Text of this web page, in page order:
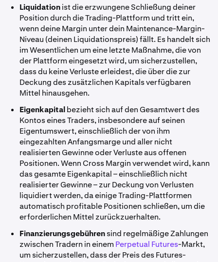
Liquidationist die erzwungene Schließung deiner
Position durch die Trading-Plattform und tritt ein,
wenn deine Margin unter dein Maintenance-Margin-
Niveau (deinen Liquidationspreis) fällt. Es handelt sich
im Wesentlichen um eine letzte Maßnahme, die von
der Plattform eingesetzt wird, um sicherzustellen,
dass du keine Verluste erleidest, die über die zur
Deckung des zusätzlichen Kapitals verfügbaren
Mittel hinausgehen.
Eigenkapitalbezieht sich auf den Gesamtwert des
Kontos eines Traders, insbesondere auf seinen
Eigentumswert, einschließlich der von ihm
eingezahlten Anfangsmarge und aller nicht
realisierten Gewinne oder Verluste aus offenen
Positionen. Wenn Cross Margin verwendet wird, kann
das gesamte Eigenkapital – einschließlich nicht
realisierter Gewinne – zur Deckung von Verlusten
liquidiert werden, da einige Trading-Plattformen
automatisch profitable Positionen schließen, um die
erforderlichen Mittel zurückzuerhalten.
Finanzierungsgebührensind regelmäßige Zahlungen
zwischen Tradern in einem Perpetual Futures-Markt,
um sicherzustellen, dass der Preis des Futures-